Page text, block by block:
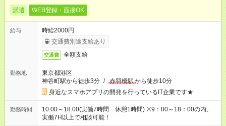
派遣 WEB登録・面接OK
給与
時給2000円
交通費別途支給あり
交通費 全額支給
勤務地
東京都港区
神谷町駅から徒歩3分 / 赤羽橋駅から徒歩10分
身近なスマホアプリの開発を行っているIT企業です★
勤務時間
10:00～18:00(実働7時間 休憩1時間) ※9：00～18：00の内、
実働7H以上で相談可能！